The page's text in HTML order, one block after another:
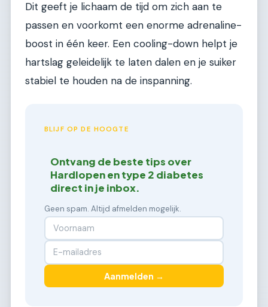
Dit geeft je lichaam de tijd om zich aan te
passen en voorkomt een enorme adrenaline-
boost in één keer. Een cooling-down helpt je
hartslag geleidelijk te laten dalen en je suiker
stabiel te houden na de inspanning.
BLIJF OP DE HOOGTE
Ontvang de beste tips over
Hardlopen en type 2 diabetes
direct in je inbox.
Geen spam. Altijd afmelden mogelijk.
Aanmelden →